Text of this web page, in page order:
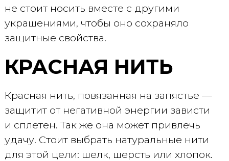
не стоит носить вместе с другими
украшениями, чтобы оно сохраняло
защитные свойства.
КРАСНАЯ НИТЬ
Красная нить, повязанная на запястье —
защитит от негативной энергии зависти
и сплетен. Так же она может привлечь
удачу. Стоит выбрать натуральные нити
для этой цели: шелк, шерсть или хлопок.